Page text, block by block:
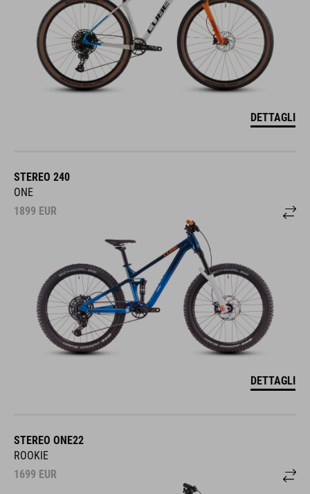
DETTAGLI
STEREO 240
ONE
1899 EUR
DETTAGLI
STEREO ONE22
ROOKIE
1699 EUR